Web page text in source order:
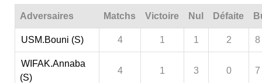
Adversaires Matchs Victoire Nul Défaite
USM.Bouni (S) 4 1 1 2 8
WIFAK.Annaba
(S)
4 1 3 0 7